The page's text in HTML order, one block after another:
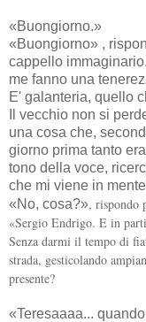
«Buongiorno.»
«Buongiorno» ,
cappello
me fanno una
E' galanteria, quello
Il vecchio non si
una cosa che,
giorno prima tanto
tono della voce,
che mi viene in
«No, cosa?», rispondo
«Sergio Endrigo. E in
Senza darmi il tempo di
strada, gesticolando
presente?
«Teresaaaa...